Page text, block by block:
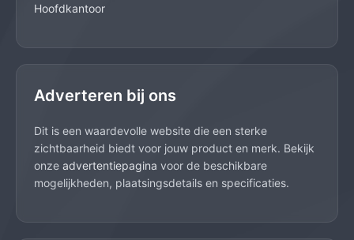
Hoofdkantoor
Adverteren bij ons
Dit is een waardevolle website die een sterke
zichtbaarheid biedt voor jouw product en merk. Bekijk
onze advertentiepagina voor de beschikbare
mogelijkheden, plaatsingsdetails en specificaties.